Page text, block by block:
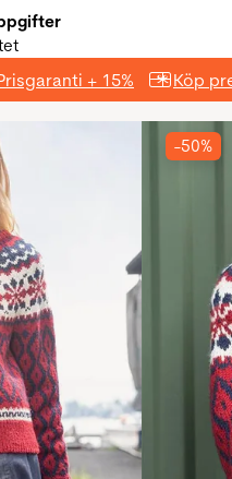
+ 15% Köp
-50%